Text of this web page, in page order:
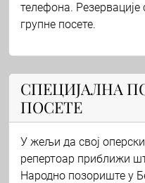
телефона.
групне посете.
СПЕЦИЈАЛНА
ПОСЕТЕ
У жељи да свој
репертоар приближи
Народно позориште у